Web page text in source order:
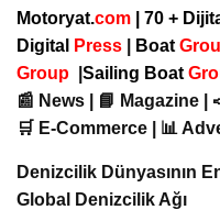
Motoryat.com | 70 +
Digital
Press Boat
Group
Sailing Boat
📰 News | 📘 Magazine |
🛒 E-Commerce | 📊
Denizcilik Dünyasının
Global Denizcilik Ağı